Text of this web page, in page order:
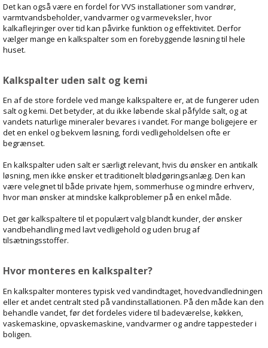
Det kan også være en fordel for VVS installationer som vandrør,
varmtvandsbeholder, vandvarmer og varmeveksler, hvor
kalkaflejringer over tid kan påvirke funktion og effektivitet. Derfor
vælger mange en kalkspalter som en forebyggende løsning til hele
huset.
Kalkspalter uden salt og kemi
En af de store fordele ved mange kalkspaltere er, at de fungerer uden
salt og kemi. Det betyder, at du ikke løbende skal påfylde salt, og at
vandets naturlige mineraler bevares i vandet. For mange boligejere er
det en enkel og bekvem løsning, fordi vedligeholdelsen ofte er
begrænset.
En kalkspalter uden salt er særligt relevant, hvis du ønsker en antikalk
løsning, men ikke ønsker et traditionelt blødgøringsanlæg. Den kan
være velegnet til både private hjem, sommerhuse og mindre erhverv,
hvor man ønsker at mindske kalkproblemer på en enkel måde.
Det gør kalkspaltere til et populært valg blandt kunder, der ønsker
vandbehandling med lavt vedligehold og uden brug af
tilsætningsstoffer.
Hvor monteres en kalkspalter?
En kalkspalter monteres typisk ved vandindtaget, hovedvandledningen
eller et andet centralt sted på vandinstallationen. På den måde kan den
behandle vandet, før det fordeles videre til badeværelse, køkken,
vaskemaskine, opvaskemaskine, vandvarmer og andre tappesteder i
boligen.